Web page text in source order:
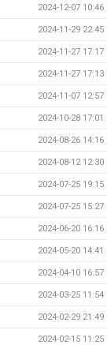
2024-12-07 10:46
2024-11-29 22:45
2024-11-27 17:17
2024-11-27 17:13
2024-11-07 12:57
2024-10-28 17:01
2024-08-26 14:16
2024-08-12 12:30
2024-07-25 19:15
2024-07-25 15:27
2024-06-20 16:16
2024-05-20 14:41
2024-04-10 16:57
2024-03-25 11:54
2024-02-29 21:49
2024-02-15 11:25